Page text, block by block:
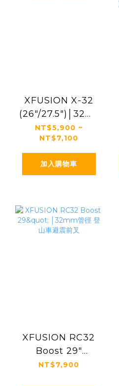
XFUSION X-32
(26"/27.5")│32mm
管徑 登山車避震前
叉
NT$5,900 ~
NT$7,100
加入購物車
XFUSION RC32
Boost 29"
│32mm管徑 登山
NT$7,900